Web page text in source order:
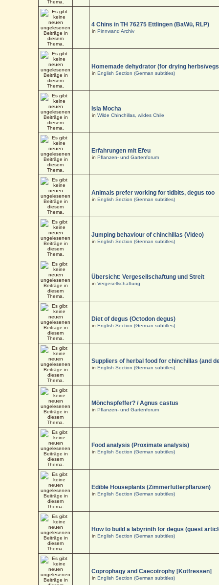
4 Chins in TH 76275 Ettlingen (BaWü, RLP)
inPinnwand Archiv
Homemade dehydrator (for drying herbs/
inEnglish Section (German subtitles)
Isla Mocha
inWilde Chinchillas, wildes Chile
Erfahrungen mit Efeu
inPflanzen- und Gartenforum
Animals prefer working for tidbits, degus too
inEnglish Section (German subtitles)
Jumping behaviour of chinchillas (Video)
inEnglish Section (German subtitles)
Übersicht: Vergesellschaftung und Streit
inVergesellschaftung
Diet of degus (Octodon degus)
inEnglish Section (German subtitles)
Suppliers of herbal food for chinchillas (and
inEnglish Section (German subtitles)
Mönchspfeffer? / Agnus castus
inPflanzen- und Gartenforum
Food analysis (Proximate analysis)
inEnglish Section (German subtitles)
Edible Houseplants (Zimmerfutterpflanzen)
inEnglish Section (German subtitles)
How to build a labyrinth for degus (guest
inEnglish Section (German subtitles)
Coprophagy and Caecotrophy [Kotfressen]
inEnglish Section (German subtitles)